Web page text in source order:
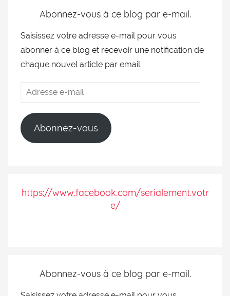
Abonnez-vous à ce blog par e-mail.
Saisissez votre adresse e-mail pour vous
abonner à ce blog et recevoir une notification de
chaque nouvel article par email.
Abonnez-vous
https://www.facebook.com/serialement.votr
e/
Abonnez-vous à ce blog par e-mail.